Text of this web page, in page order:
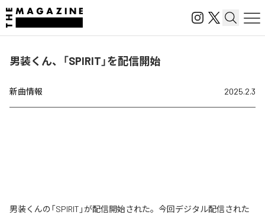
男装くん、「SPIRIT」を配信開始
新曲情報 2025.2.3
男装くんの「SPIRIT」が配信開始された。今回デジタル配信された